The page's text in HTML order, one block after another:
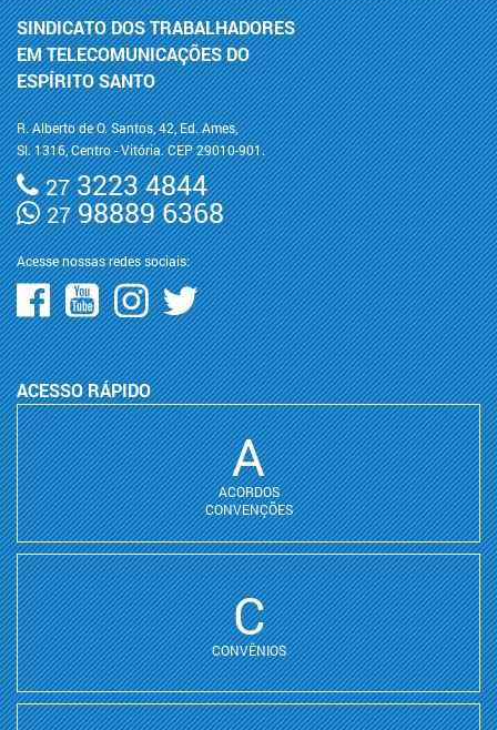
SINDICATO DOS TRABALHADORES
EM TELECOMUNICAÇÕES DO
ESPÍRITO SANTO
R. Alberto de O. Santos, 42, Ed. Ames,
Sl. 1316, Centro - Vitória. CEP 29010-901.
273223 4844
2798889 6368
Acesse nossas redes sociais:
ACESSO RÁPIDO
A
ACORDOS
CONVENÇÕES
C
CONVÊNIOS